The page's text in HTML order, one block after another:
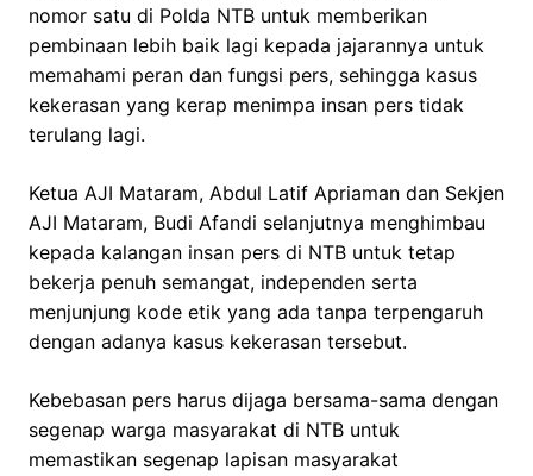
nomor satu di Polda NTB untuk memberikan
pembinaan lebih baik lagi kepada jajarannya untuk
memahami peran dan fungsi pers, sehingga kasus
kekerasan yang kerap menimpa insan pers tidak
terulang lagi.
Ketua AJI Mataram, Abdul Latif Apriaman dan Sekjen
AJI Mataram, Budi Afandi selanjutnya menghimbau
kepada kalangan insan pers di NTB untuk tetap
bekerja penuh semangat, independen serta
menjunjung kode etik yang ada tanpa terpengaruh
dengan adanya kasus kekerasan tersebut.
Kebebasan pers harus dijaga bersama-sama dengan
segenap warga masyarakat di NTB untuk
memastikan segenap lapisan masyarakat